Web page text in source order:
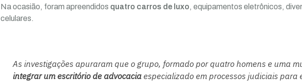
Na ocasião, foram apreendidos quatro carros de luxo, equipamentos eletrônicos,
celulares.
As investigações apuraram que o grupo, formado por quatro homens e uma
integrar um escritório de advocaciaespecializado em processos judiciais para